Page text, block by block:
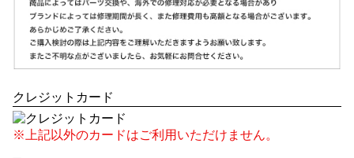
クレジットカード
※上記以外のカードはご利用いただけません。